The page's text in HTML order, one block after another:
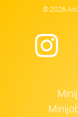
© 2026